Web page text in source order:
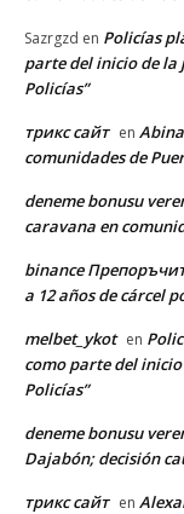
Sazrgzd en Policías
parte del inicio de la
Policías”
трикс сайт en
comunidades de
deneme bonusu
caravana en
binance
a 12 años de cárcel
melbet_ykot en
como parte del
Policías”
deneme bonusu
Dajabón; decisión
трикс сайт en